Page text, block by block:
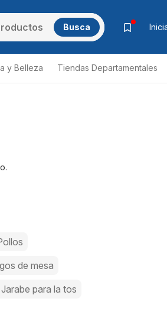
Busca
y Belleza Tiendas Departamentales
de mesa
Jarabe para la tos